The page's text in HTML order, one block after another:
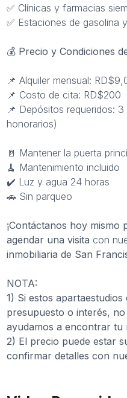
✅ Clínicas y farmacias
✅ Estaciones de gasolina
💰 Precio y Condiciones
📌 Alquiler mensual:
📌 Costo de cita: RD$200
📌 Depósitos requeridos:
honorarios)
🚪 Mantener la puerta
🧹 Mantenimiento incluido
✔️ Luz y agua 24 horas
🚗 Sin parqueo
¡Contáctanos hoy mismo
agendar una visita con
inmobiliaria de San
NOTA:
1) Si estos
presupuesto o interés,
ayudamos a encontrar tu
2) El precio puede estar
confirmar detalles con